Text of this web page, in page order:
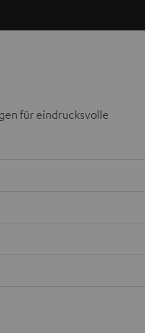
für eindrucksvolle